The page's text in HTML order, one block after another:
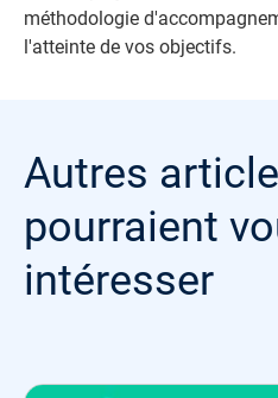
méthodologie
l'atteinte de vos objectifs.
Autres
pourraient
intéresser